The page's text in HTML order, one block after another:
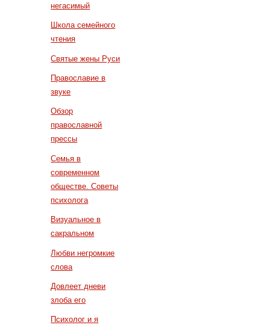
негасимый
Школа семейного
чтения
Святые жены Руси
Православие в
звуке
Обзор
православной
прессы
Семья в
современном
обществе. Советы
психолога
Визуальное в
сакральном
Любви негромкие
слова
Довлеет дневи
злоба его
Психолог и я